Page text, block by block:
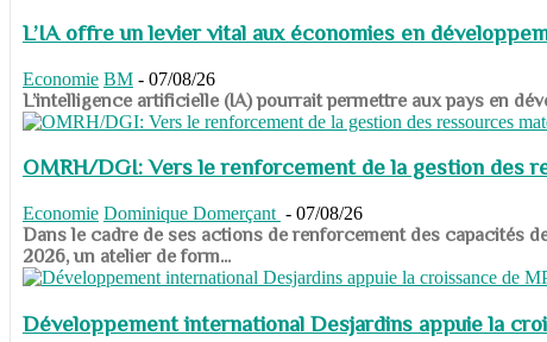
L’IA offre un levier vital aux économies en
Economie BM - 07/08/26
​​​​​​​L’intelligence artificielle (IA) pourrait permettre aux pays en
OMRH/DGI: Vers le renforcement de la gestion des
Economie Dominique Domerçant - 07/08/26
Dans le cadre de ses actions de renforcement des capacités
2026, un atelier de form...
Développement international Desjardins appuie la